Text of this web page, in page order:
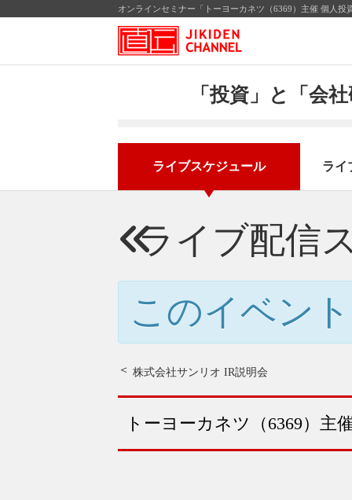
オンラインセミナー「トーヨーカネツ（6369）主催 個人
「投資」と「会
ライブスケジュール ライ
ライブ配信
このイベン
株式会社サンリオ IR説明会
トーヨーカネツ（6369）主